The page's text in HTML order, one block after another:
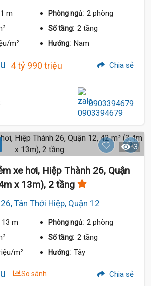
m Phòng ngủ: 2 phòng
Số tầng: 2 tầng
m² Hướng: Nam
4 tỷ 990 triệu Chia sẻ
0903394679
3
xe hơi, Hiệp Thành 26, Quận
x 13m), 2 tầng
Tân Thới Hiệp, Quận 12
13 m Phòng ngủ: 2 phòng
Số tầng: 2 tầng
m² Hướng: Tây
So sánh Chia sẻ